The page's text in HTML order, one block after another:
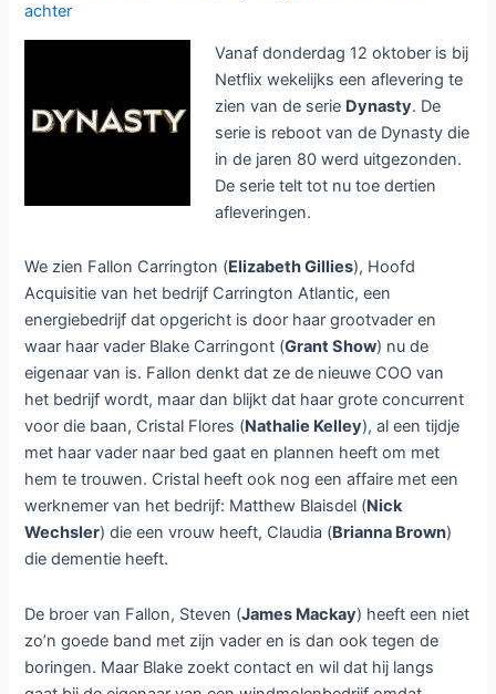
seizoen
7,
3
achter
Vanaf donderdag 12 oktober is bij
Netflix wekelijks een aflevering te
zien van de serie Dynasty. De
serie is reboot van de Dynasty die
in de jaren 80 werd uitgezonden.
De serie telt tot nu toe dertien
afleveringen.
We zien Fallon Carrington (Elizabeth Gillies), Hoofd
Acquisitie van het bedrijf Carrington Atlantic, een
energiebedrijf dat opgericht is door haar grootvader en
waar haar vader Blake Carringont (Grant Show) nu de
eigenaar van is. Fallon denkt dat ze de nieuwe COO van
het bedrijf wordt, maar dan blijkt dat haar grote concurrent
voor die baan, Cristal Flores (Nathalie Kelley), al een tijdje
met haar vader naar bed gaat en plannen heeft om met
hem te trouwen. Cristal heeft ook nog een affaire met een
werknemer van het bedrijf: Matthew Blaisdel (Nick
Wechsler) die een vrouw heeft, Claudia (Brianna Brown)
die dementie heeft.
De broer van Fallon, Steven (James Mackay) heeft een niet
zo’n goede band met zijn vader en is dan ook tegen de
boringen. Maar Blake zoekt contact en wil dat hij langs